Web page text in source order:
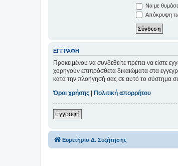
Να με
Απόκρυψη
ΕΓΓΡΑΦΉ
Προκειμένου να συνδεθείτε πρέπει να είστε
χορηγούν επιπρόσθετα δικαιώματα στα
κατά την πλοήγησή σας σε αυτό το σύστημα
Όροι χρήσης | Πολιτική απορρήτου
Εγγραφή
Ευρετήριο Δ. Συζήτησης